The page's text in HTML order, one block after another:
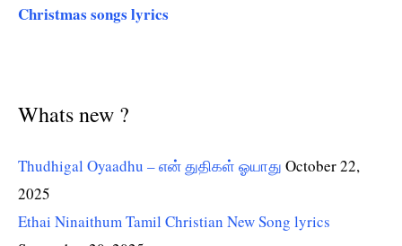
Christmas songs lyrics
Whats new ?
Thudhigal Oyaadhu – என் துதிகள் ஓயாது October 22,
2025
Ethai Ninaithum Tamil Christian New Song lyrics